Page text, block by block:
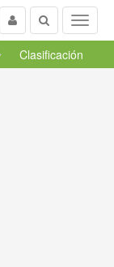
Menu
Buscar
Usuario
Clasificación